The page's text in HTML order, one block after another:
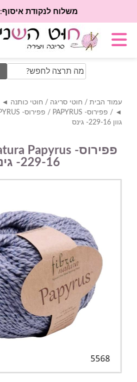
משלוח לנקודת איסוף: 25 ש"ח
Search
for:
עמוד הבית / חוטי סריגה / חוטי כותנה ◄
◄
/ פפירוס- PAPYRUS
גוון 229-16- גינס
229-16- גינס